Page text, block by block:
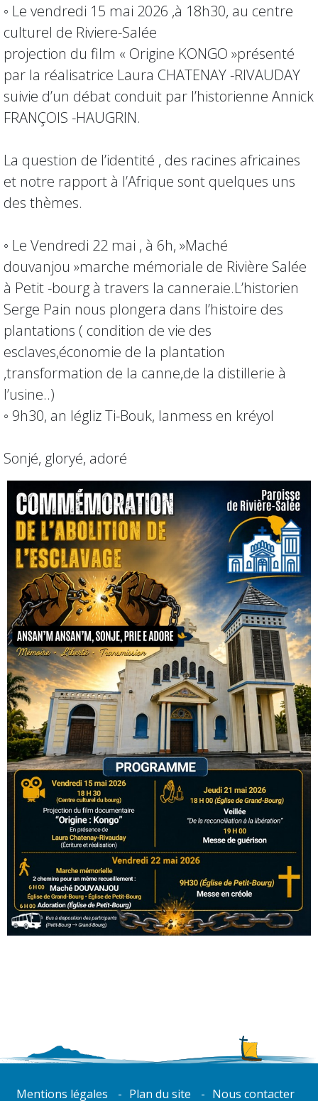
◦ Le vendredi 15 mai 2026 ,à 18h30, au centre
culturel de Riviere-Salée
projection du film « Origine KONGO »présenté
par la réalisatrice Laura CHATENAY -RIVAUDAY
suivie d’un débat conduit par l’historienne Annick
FRANÇOIS -HAUGRIN.
La question de l’identité , des racines africaines
et notre rapport à l’Afrique sont quelques uns
des thèmes.
◦ Le Vendredi 22 mai , à 6h, »Maché
douvanjou »marche mémoriale de Rivière Salée
à Petit -bourg à travers la canneraie.L’historien
Serge Pain nous plongera dans l’histoire des
plantations ( condition de vie des
esclaves,économie de la plantation
,transformation de la canne,de la distillerie à
l’usine..)
◦ 9h30, an légliz Ti-Bouk, lanmess en kréyol
Sonjé, gloryé, adoré
Mentions légales Plan du site Nous contacter